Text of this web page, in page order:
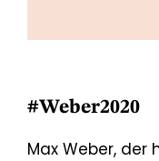
#Weber2020
Max Weber, der